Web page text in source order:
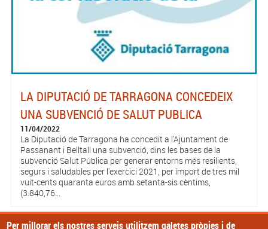
LA DIPUTACIÓ DE TARRAGONA CONCEDEIX
UNA SUBVENCIÓ DE SALUT PUBLICA
11/04/2022
La Diputació de Tarragona ha concedit a l'Ajuntament de
Passanant i Belltall una subvenció, dins les bases de la
subvenció Salut Pública per generar entorns més resilients,
segurs i saludables per l'exercici 2021, per import de tres mil
vuit-cents quaranta euros amb setanta-sis cèntims,
(3.840,76...
Per millorar els nostres serveis utilitzem galetes pròpies i de